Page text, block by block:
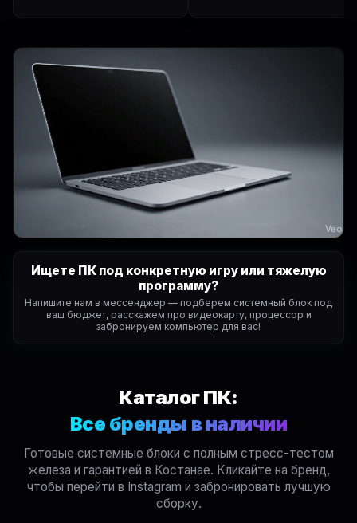
Ищете ПК под конкретную игру или тяжелую
программу?
Напишите нам в мессенджер — подберем системный блок под
ваш бюджет, расскажем про видеокарту, процессор и
забронируем компьютер для вас!
Каталог ПК:
Все бренды в наличии
Готовые системные блоки с полным стресс-тестом
железа и гарантией в Костанае. Кликайте на бренд,
чтобы перейти в Instagram и забронировать лучшую
сборку.